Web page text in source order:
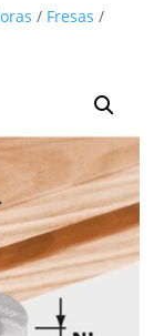
/ Fresas /